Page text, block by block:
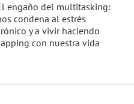
engaño del multitasking:
condena al estrés
y a vivir haciendo
con nuestra vida